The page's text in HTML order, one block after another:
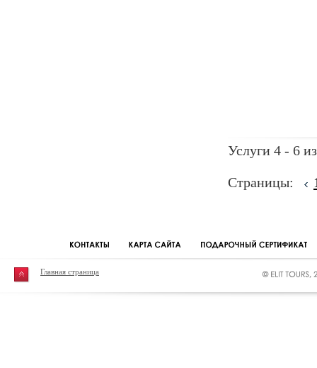
Услуги 4 - 6
Страницы:
Главная страница